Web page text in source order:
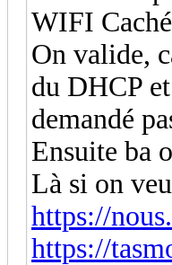
WIFI
On valide,
du DHCP
demandé
Ensuite ba
Là si on
https://
https://